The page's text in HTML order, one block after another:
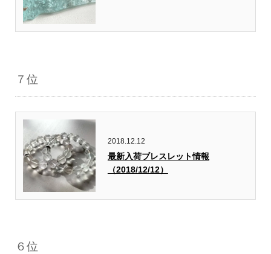
７位
2018.12.12
最新入荷ブレスレット情報
（2018/12/12）
６位